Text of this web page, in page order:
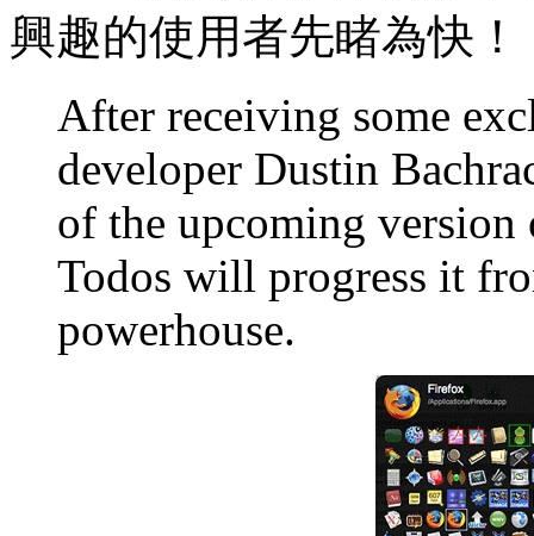
興趣的使用者先睹為快！
After receiving some
developer Dustin
of the upcoming
Todos will progress it
powerhouse.